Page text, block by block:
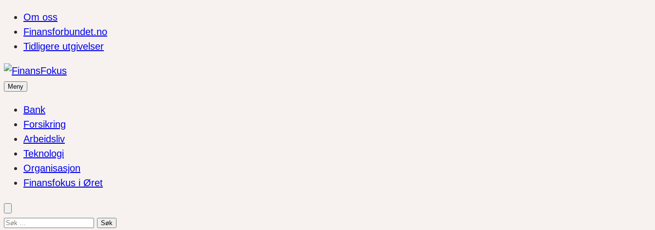
Om oss
Finansforbundet.no
Tidligere utgivelser
Meny
Bank
Forsikring
Arbeidsliv
Teknologi
Organisasjon
Finansfokus i Øret
Søk